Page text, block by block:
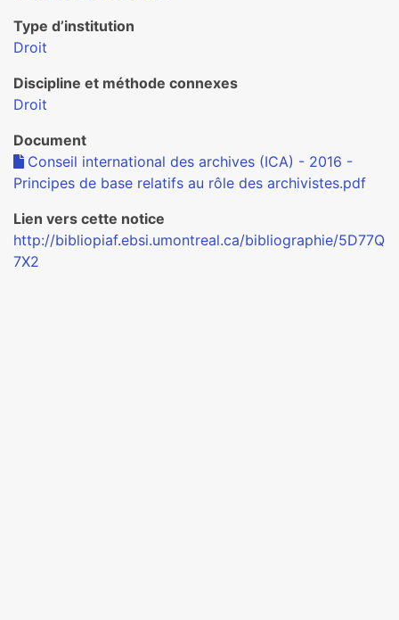
Type d’institution
Droit
Discipline et méthode connexes
Droit
Document
Conseil international des archives (ICA) - 2016 -
Principes de base relatifs au rôle des archivistes.pdf
Lien vers cette notice
http://bibliopiaf.ebsi.umontreal.ca/bibliographie/5D77Q
7X2